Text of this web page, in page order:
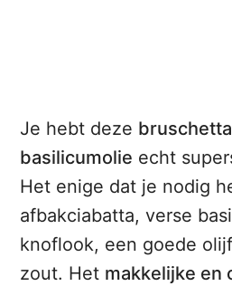
Je hebt deze
basilicumolie echt
Het enige dat je nodig
afbakciabatta, verse
knoflook, een goede
zout. Het makkelijke en